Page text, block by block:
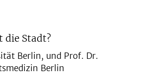
die Stadt?
Berlin, und Prof. Dr.
Berlin